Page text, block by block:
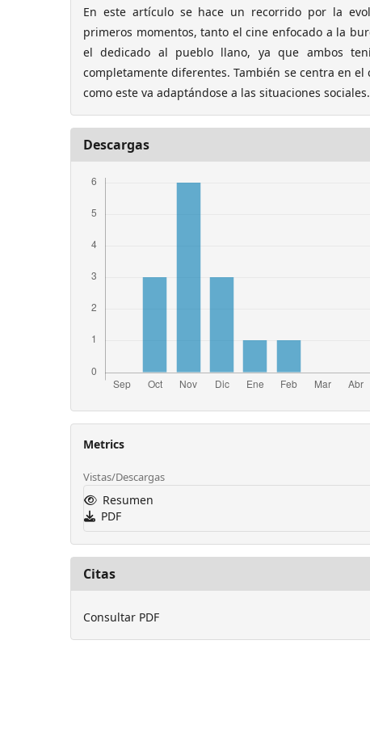
En este artículo se hace un recorrido por la
primeros momentos, tanto el cine enfocado a la
el dedicado al pueblo llano, ya que ambos
completamente diferentes. También se centra en
como este va adaptándose a las situaciones sociales.
Descargas
Metrics
Vistas/Descargas
Resumen
PDF
Citas
Consultar PDF